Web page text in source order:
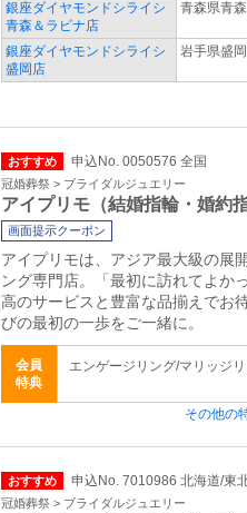
銀座ダイヤモンドシライシ
青森＆ラビナ店
青森県青
銀座ダイヤモンドシライシ
盛岡店
岩手県盛
おすすめ 申込No. 0050576 全国
冠婚葬祭 > ブライダルジュエリー
アイプリモ（結婚指輪・婚約指
画面提示クーポン
アイプリモは、アジア最大級の展
ング専門店。「最初に訪れてよか
高のサービスと豊富な品揃えでお
びの最初の一歩をご一緒に。
会員
特典
エンゲージリング/マリッジ
その他の
おすすめ 申込No. 7010986 北海道/東
冠婚葬祭 > ブライダルジュエリー